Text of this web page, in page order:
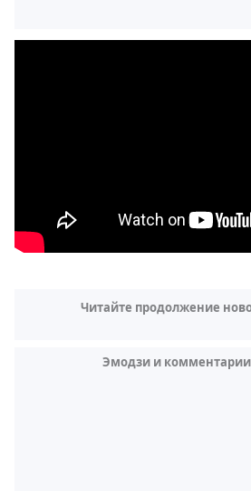
Читайте продолжение
Эмодзи и комментарии